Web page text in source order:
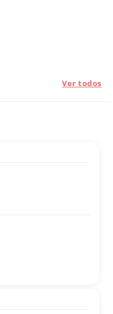
Ver todos